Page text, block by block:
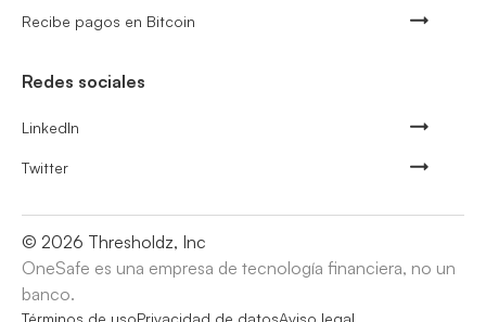
Recibe pagos en Bitcoin
Redes sociales
LinkedIn
Twitter
© 2026 Thresholdz, Inc
OneSafe es una empresa de tecnología financiera, no un
banco.
Términos de usoPrivacidad de datosAviso legal